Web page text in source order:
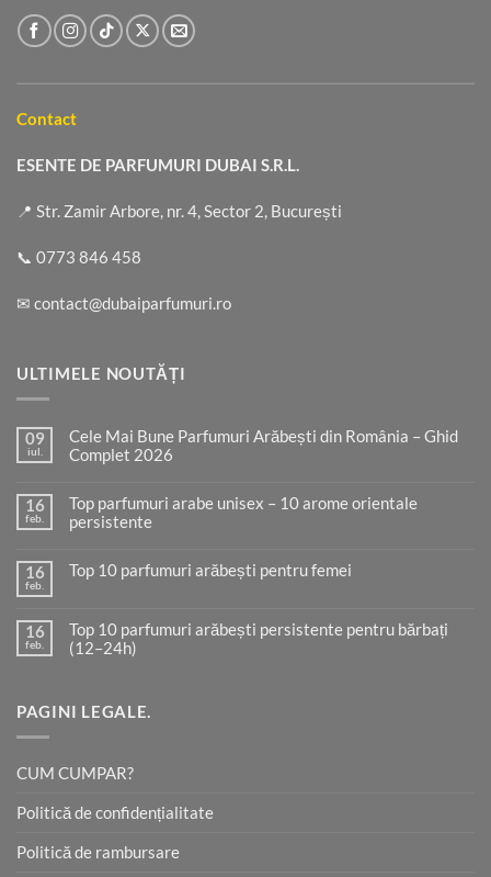
Contact
ESENTE DE PARFUMURI DUBAI S.R.L.
📍 Str. Zamir Arbore, nr. 4, Sector 2, București
📞 0773 846 458
✉ contact@dubaiparfumuri.ro
ULTIMELE NOUTĂȚI
09
iul.
Cele Mai Bune Parfumuri Arăbești din România – Ghid
Complet 2026
la
Cele
Mai
Arăbești
Complet
2026
16
feb.
Top parfumuri arabe unisex – 10 arome orientale
persistente
la
unisex
–
10
16
feb.
Top 10 parfumuri arăbești pentru femei
Top
10
parfumuri
16
feb.
Top 10 parfumuri arăbești persistente pentru bărbați
(12–24h)
Top
10
pentru
24h)
PAGINI LEGALE.
CUM CUMPAR?
Politică de confidențialitate
Politică de rambursare